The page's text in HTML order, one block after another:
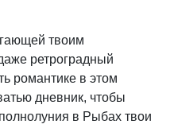
твоим
ретроградный
романтике в этом
дневник, чтобы
в Рыбах твои